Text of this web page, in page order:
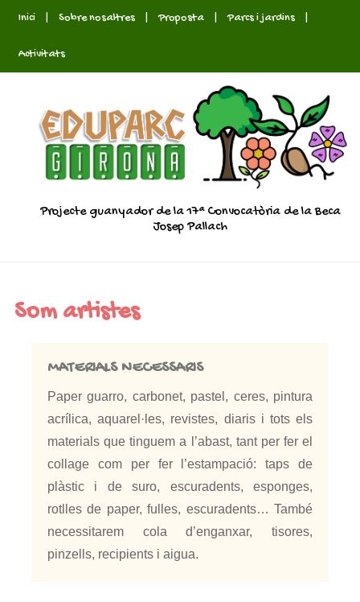
Inici Sobre nosaltres Proposta Parcs i jardins
Activitats
Projecte guanyador de la 17ª Convocatòria de la Beca
Josep Pallach
Som artistes
MATERIALS NECESSARIS
Paper guarro, carbonet, pastel, ceres, pintura
acrílica, aquarel·les, revistes, diaris i tots els
materials que tinguem a l’abast, tant per fer el
collage com per fer l’estampació: taps de
plàstic i de suro, escuradents, esponges,
rotlles de paper, fulles, escuradents… També
necessitarem cola d’enganxar, tisores,
pinzells, recipients i aigua.